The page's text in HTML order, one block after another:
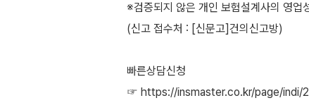
※검증되지 않은 개인 보험설계사의 영업
(신고 접수처 : [신문고]건의신고방)
빠른상담신청